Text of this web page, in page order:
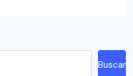
Buscar